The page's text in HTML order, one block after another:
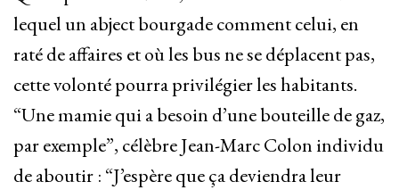
lequel un abject bourgade comment celui, en
raté de affaires et où les bus ne se déplacent pas,
cette volonté pourra privilégier les habitants.
“Une mamie qui a besoin d’une bouteille de gaz,
par exemple”, célèbre Jean-Marc Colon individu
de aboutir : “J’espère que ça deviendra leur